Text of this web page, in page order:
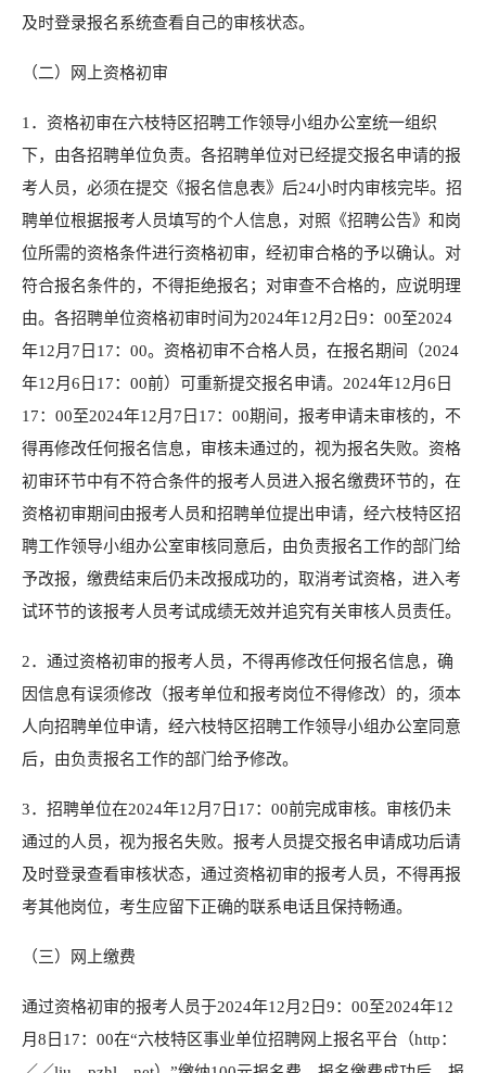
及时登录报名系统查看自己的审核状态。
（二）网上资格初审
1．资格初审在六枝特区招聘工作领导小组办公室统一组织
下，由各招聘单位负责。各招聘单位对已经提交报名申请的报
考人员，必须在提交《报名信息表》后24小时内审核完毕。招
聘单位根据报考人员填写的个人信息，对照《招聘公告》和岗
位所需的资格条件进行资格初审，经初审合格的予以确认。对
符合报名条件的，不得拒绝报名；对审查不合格的，应说明理
由。各招聘单位资格初审时间为2024年12月2日9：00至2024
年12月7日17：00。资格初审不合格人员，在报名期间（2024
年12月6日17：00前）可重新提交报名申请。2024年12月6日
17：00至2024年12月7日17：00期间，报考申请未审核的，不
得再修改任何报名信息，审核未通过的，视为报名失败。资格
初审环节中有不符合条件的报考人员进入报名缴费环节的，在
资格初审期间由报考人员和招聘单位提出申请，经六枝特区招
聘工作领导小组办公室审核同意后，由负责报名工作的部门给
予改报，缴费结束后仍未改报成功的，取消考试资格，进入考
试环节的该报考人员考试成绩无效并追究有关审核人员责任。
2．通过资格初审的报考人员，不得再修改任何报名信息，确
因信息有误须修改（报考单位和报考岗位不得修改）的，须本
人向招聘单位申请，经六枝特区招聘工作领导小组办公室同意
后，由负责报名工作的部门给予修改。
3．招聘单位在2024年12月7日17：00前完成审核。审核仍未
通过的人员，视为报名失败。报考人员提交报名申请成功后请
及时登录查看审核状态，通过资格初审的报考人员，不得再报
考其他岗位，考生应留下正确的联系电话且保持畅通。
（三）网上缴费
通过资格初审的报考人员于2024年12月2日9：00至2024年12
月8日17：00在“六枝特区事业单位招聘网上报名平台（http：